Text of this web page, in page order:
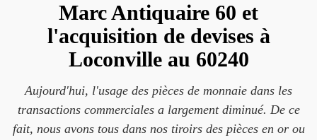
Marc Antiquaire 60 et
l'acquisition de devises à
Loconville au 60240
Aujourd'hui, l'usage des pièces de monnaie dans les
transactions commerciales a largement diminué. De ce
fait, nous avons tous dans nos tiroirs des pièces en or ou